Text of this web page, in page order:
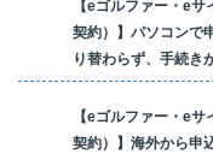
【eゴルファー・e
契約）】パソコンで
り替わらず、手続き
【eゴルファー・e
契約）】海外から申